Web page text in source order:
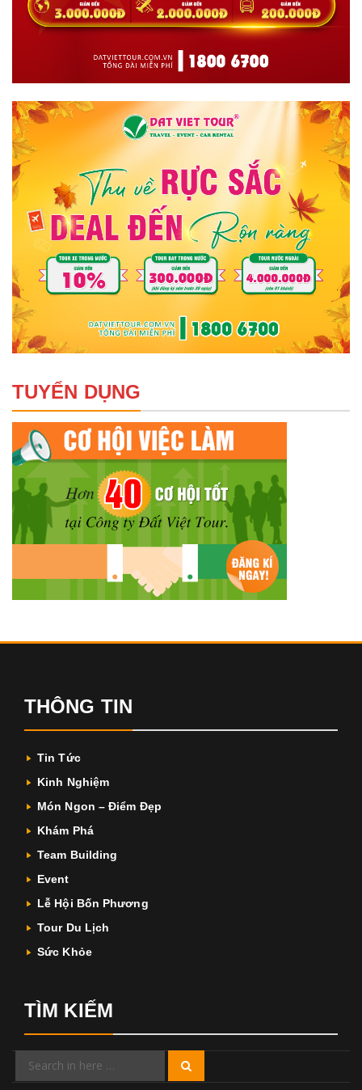
TUYỂN DỤNG
THÔNG TIN
Tin Tức
Kinh Nghiệm
Món Ngon – Điểm Đẹp
Khám Phá
Team Building
Event
Lễ Hội Bốn Phương
Tour Du Lịch
Sức Khỏe
TÌM KIẾM
Search